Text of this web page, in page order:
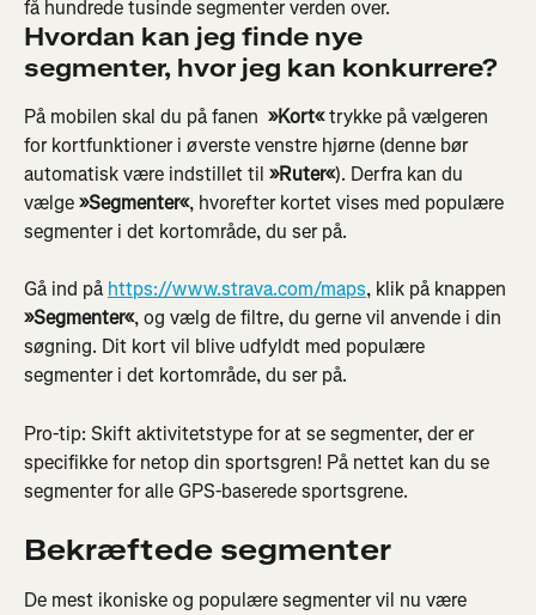
få hundrede tusinde segmenter verden over.
Hvordan kan jeg finde nye
segmenter, hvor jeg kan konkurrere?
På mobilen skal du på fanen »Kort« trykke på vælgeren
for kortfunktioner i øverste venstre hjørne (denne bør
automatisk være indstillet til »Ruter«). Derfra kan du
vælge »Segmenter«, hvorefter kortet vises med populære
segmenter i det kortområde, du ser på.
Gå ind på https://www.strava.com/maps, klik på knappen
»Segmenter«, og vælg de filtre, du gerne vil anvende i din
søgning. Dit kort vil blive udfyldt med populære
segmenter i det kortområde, du ser på.
Pro-tip: Skift aktivitetstype for at se segmenter, der er
specifikke for netop din sportsgren! På nettet kan du se
segmenter for alle GPS-baserede sportsgrene.
Bekræftede segmenter
De mest ikoniske og populære segmenter vil nu være